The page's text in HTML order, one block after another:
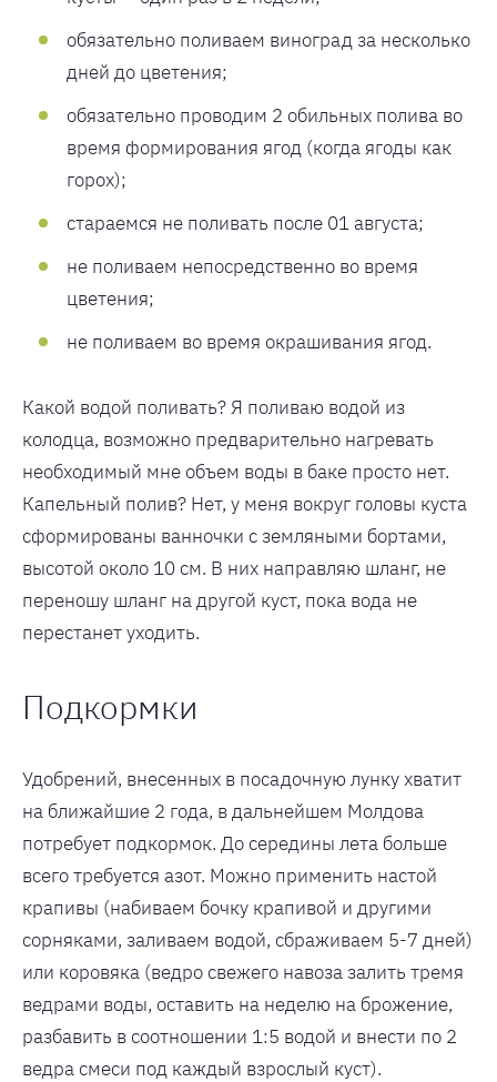
обязательно поливаем виноград за несколько
дней до цветения;
обязательно проводим 2 обильных полива во
время формирования ягод (когда ягоды как
горох);
стараемся не поливать после 01 августа;
не поливаем непосредственно во время
цветения;
не поливаем во время окрашивания ягод.
Какой водой поливать? Я поливаю водой из
колодца, возможно предварительно нагревать
необходимый мне объем воды в баке просто нет.
Капельный полив? Нет, у меня вокруг головы куста
сформированы ванночки с земляными бортами,
высотой около 10 см. В них направляю шланг, не
переношу шланг на другой куст, пока вода не
перестанет уходить.
Подкормки
Удобрений, внесенных в посадочную лунку хватит
на ближайшие 2 года, в дальнейшем Молдова
потребует подкормок. До середины лета больше
всего требуется азот. Можно применить настой
крапивы (набиваем бочку крапивой и другими
сорняками, заливаем водой, сбраживаем 5-7 дней)
или коровяка (ведро свежего навоза залить тремя
ведрами воды, оставить на неделю на брожение,
разбавить в соотношении 1:5 водой и внести по 2
ведра смеси под каждый взрослый куст).